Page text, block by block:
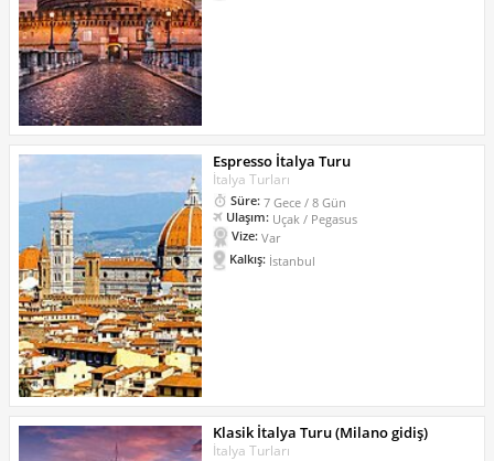
Espresso İtalya Turu
İtalya Turları
Süre: 7 Gece / 8 Gün
Ulaşım: Uçak / Pegasus
Vize: Var
Kalkış: İstanbul
Klasik İtalya Turu (Milano gidiş)
İtalya Turları